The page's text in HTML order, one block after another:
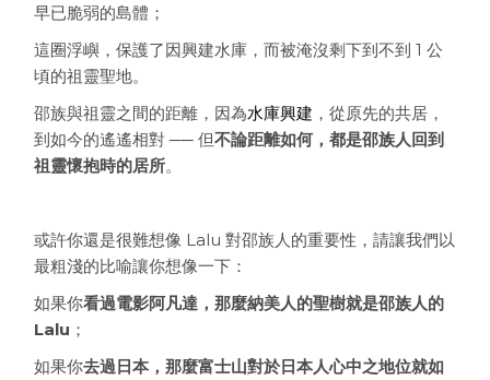
早已脆弱的島體；
這圈浮嶼，保護了因興建水庫，而被淹沒剩下到不到 1 公
頃的祖靈聖地。
邵族與祖靈之間的距離，因為水庫興建 ，從原先的共居，
到如今的遙遙相對 ── 但不論距離如何，都是邵族人回到
祖靈懷抱時的居所。
或許你還是很難想像 Lalu 對邵族人的重要性，請讓我們以
最粗淺的比喻讓你想像一下：
如果你看過電影阿凡達，那麼納美人的聖樹就是邵族人的
Lalu ；
如果你去過日本，那麼富士山對於日本人心中之地位就如